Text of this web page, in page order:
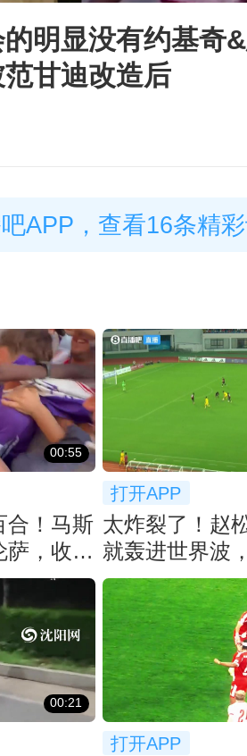
明显没有约基奇
甘迪改造后
APP，查看16条精
00:55
合！马斯
萨，收获
打开APP
太炸裂了！赵
就轰进世界波
超太猛了
00:21
打开APP